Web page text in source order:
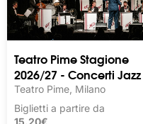
Teatro Pime Stagione
2026/27 - Concerti Jazz
Teatro Pime, Milano
Biglietti a partire da
15.20€